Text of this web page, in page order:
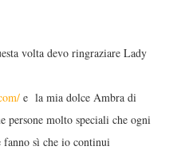
volta devo ringraziare Lady
e la mia dolce Ambra di
persone molto speciali che ogni
sì che io continui